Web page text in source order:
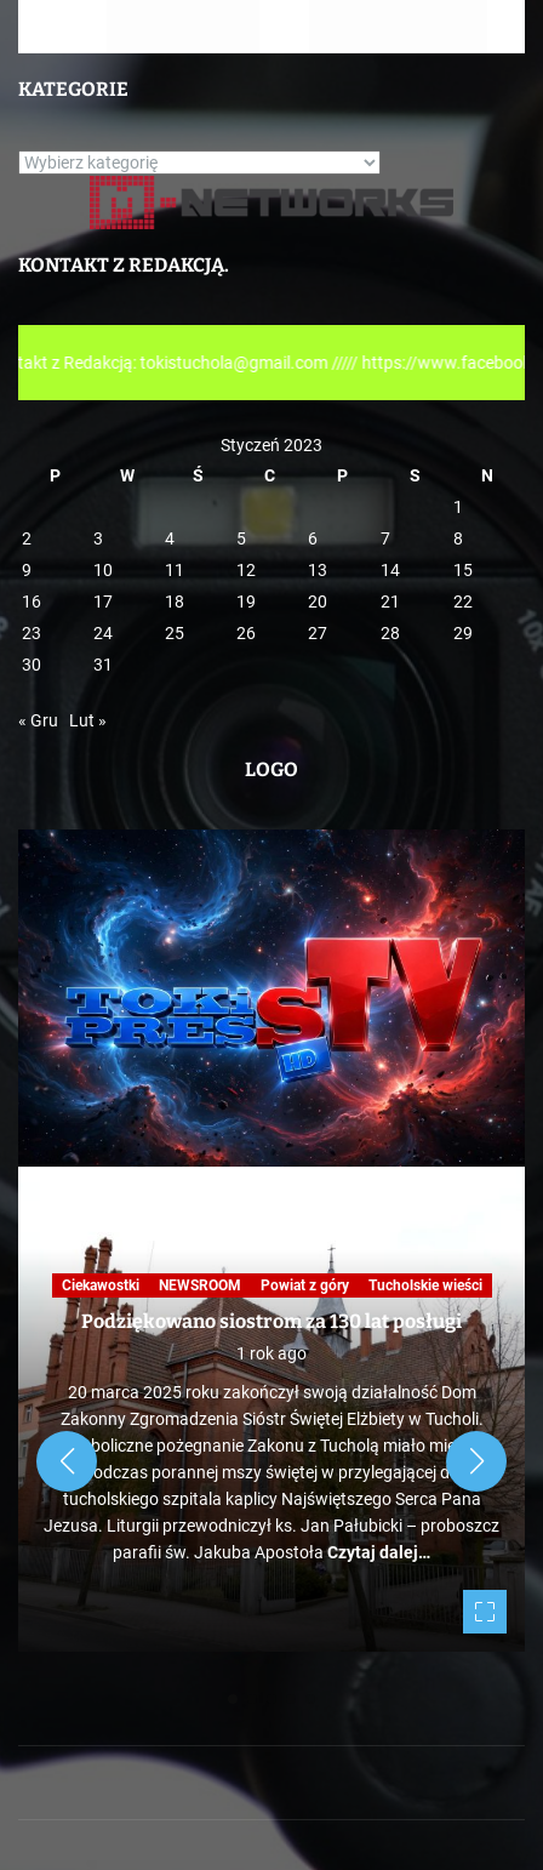
KATEGORIE
K
e
i
e
KONTAKT Z REDAKCJĄ.
tokistuchola@gmail.com ///// https://www.facebook.com/
Styczeń 2023
P
W Ś C P S
N
1
2
3 4 5 6 7
8
9
10 11 12 13 14
15
16
17 18 19 20 21
22
23
24 25 26 27 28
29
30
31
« Gru Lut »
LOGO
Ciekawostki NEWSROOM Powiat z góry Tucholskie wieści
Podziękowano siostrom za 130 lat posługi
1 rok ago
20 marca 2025 roku zakończył swoją działalność Dom
Zakonny Zgromadzenia Sióstr Świętej Elżbiety w Tucholi.
Symboliczne pożegnanie Zakonu z Tucholą miało miejsce
podczas porannej mszy świętej w przylegającej do
tucholskiego szpitala kaplicy Najświętszego Serca Pana
Jezusa. Liturgii przewodniczył ks. Jan Pałubicki – proboszcz
parafii św. Jakuba ApostołaCzytaj dalej…